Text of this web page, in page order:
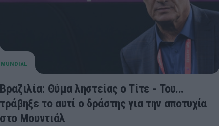
Βραζιλία: Θύμα ληστείας ο Τίτε - Του...
τράβηξε το αυτί ο δράστης για την αποτυχία
στο Μουντιάλ